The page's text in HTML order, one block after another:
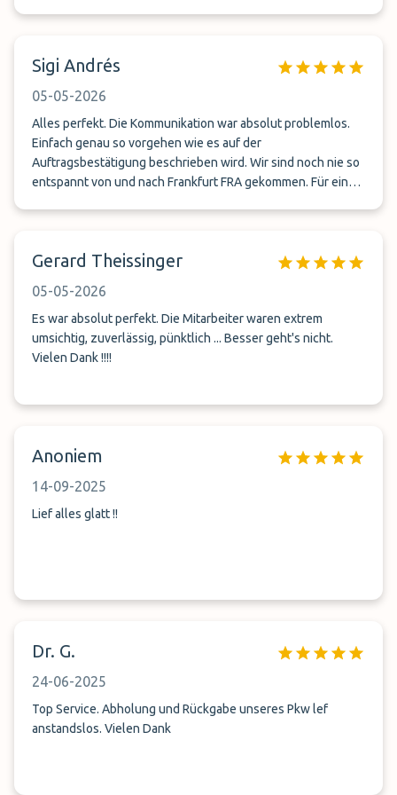
Sigi Andrés
05-05-2026
Alles perfekt. Die Kommunikation war absolut problemlos.
Einfach genau so vorgehen wie es auf der
Auftragsbestätigung beschrieben wird. Wir sind noch nie so
entspannt von und nach Frankfurt FRA gekommen. Für eine
Gerard Theissinger
05-05-2026
Es war absolut perfekt. Die Mitarbeiter waren extrem
umsichtig, zuverlässig, pünktlich ... Besser geht's nicht.
Vielen Dank !!!!
Anoniem
14-09-2025
Lief alles glatt !!
Dr. G.
24-06-2025
Top Service. Abholung und Rückgabe unseres Pkw lef
anstandslos. Vielen Dank